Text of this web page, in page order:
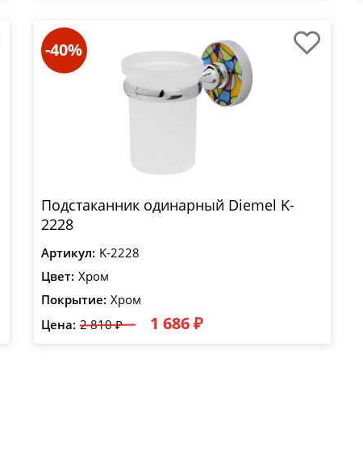
-40%
Подстаканник одинарный Diemel K-
2228
Артикул: K-2228
Цвет: Хром
Покрытие: Хром
Цена: 2 810 ₽ 1 686 ₽